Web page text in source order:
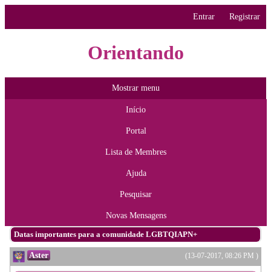
Entrar Registrar
Orientando
Mostrar menu
Início
Portal
Lista de Membres
Ajuda
Pesquisar
Novas Mensagens
Datas importantes para a comunidade LGBTQIAPN+
(13-07-2017, 08:26 PM )
Aster